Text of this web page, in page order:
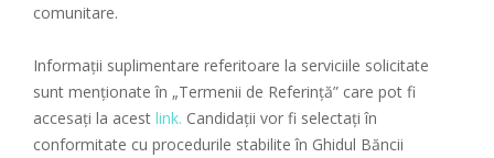
comunitare.
Informaţii suplimentare referitoare la serviciile solicitate
sunt menţionate în „Termenii de Referinţă” care pot fi
accesați la acest link. Candidații vor fi selectați în
conformitate cu procedurile stabilite în Ghidul Băncii